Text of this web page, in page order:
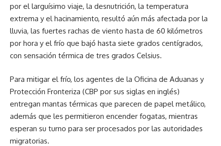
por el larguísimo viaje, la desnutrición, la temperatura
extrema y el hacinamiento, resultó aún más afectada por la
lluvia, las fuertes rachas de viento hasta de 60 kilómetros
por hora y el frío que bajó hasta siete grados centígrados,
con sensación térmica de tres grados Celsius.
Para mitigar el frío, los agentes de la Oficina de Aduanas y
Protección Fronteriza (CBP por sus siglas en inglés)
entregan mantas térmicas que parecen de papel metálico,
además que les permitieron encender fogatas, mientras
esperan su turno para ser procesados por las autoridades
migratorias.